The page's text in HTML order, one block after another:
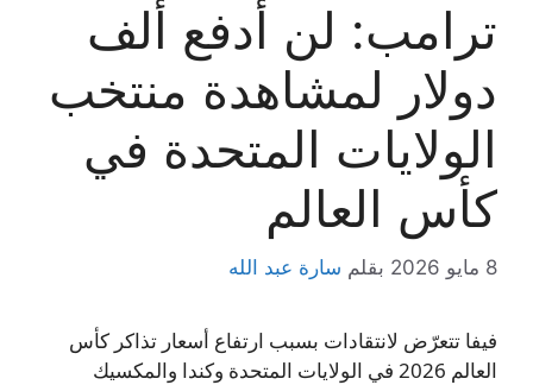
ترامب: لن أدفع ألف
دولار لمشاهدة منتخب
الولايات المتحدة في
كأس العالم
8 مايو 2026 بقلم سارة عبد الله
فيفا تتعرّض لانتقادات بسبب ارتفاع أسعار تذاكر كأس
العالم 2026 في الولايات المتحدة وكندا والمكسيك